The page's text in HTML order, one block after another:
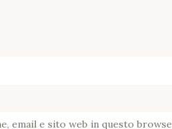
email e sito web in questo